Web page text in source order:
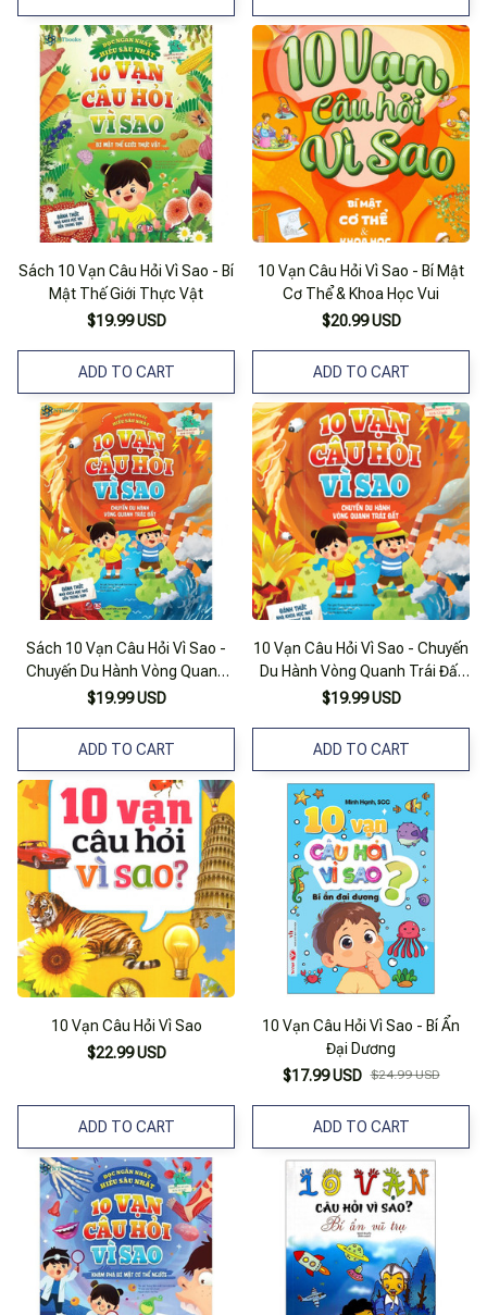
Sách 10 Vạn Câu Hỏi Vì Sao - Bí
Mật Thế Giới Thực Vật
$19.99 USD
ADD TO CART
10 Vạn Câu Hỏi Vì Sao - Bí Mật
Cơ Thể & Khoa Học Vui
$20.99 USD
ADD TO CART
Sách 10 Vạn Câu Hỏi Vì Sao -
Chuyến Du Hành Vòng Quanh
Trái Đất
$19.99 USD
ADD TO CART
10 Vạn Câu Hỏi Vì Sao - Chuyến
Du Hành Vòng Quanh Trái Đất
_Ll
$19.99 USD
ADD TO CART
10 Vạn Câu Hỏi Vì Sao
$22.99 USD
ADD TO CART
10 Vạn Câu Hỏi Vì Sao - Bí Ẩn
Đại Dương
$17.99 USD $24.99 USD
ADD TO CART